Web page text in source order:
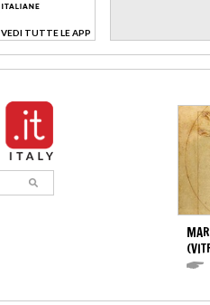
VEDI TUTTE LE APP
>